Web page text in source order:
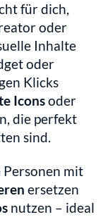
für dich,
oder
Inhalte
oder
Klicks
Icons
die perfekt
sind.
ersetzen
nutzen – ideal